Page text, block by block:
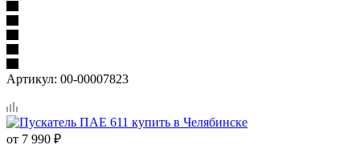
Артикул: 00-00007823
от 7 990 ₽